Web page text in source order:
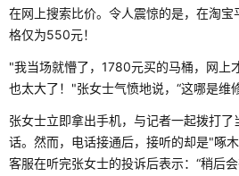
在网上搜索比价。令人震惊的是，在淘
格仅为550元！
"我当场就懵了，1780元买的马桶，网上
也太大了！"张女士气愤地说，“这哪是维
张女士立即拿出手机，与记者一起拨打
话。然而，电话接通后，接听的却是"啄
客服在听完张女士的投诉后表示：“稍后